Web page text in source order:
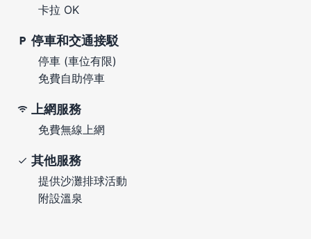
卡拉 OK
停車和交通接駁
停車 (車位有限)
免費自助停車
上網服務
免費無線上網
其他服務
提供沙灘排球活動
附設溫泉